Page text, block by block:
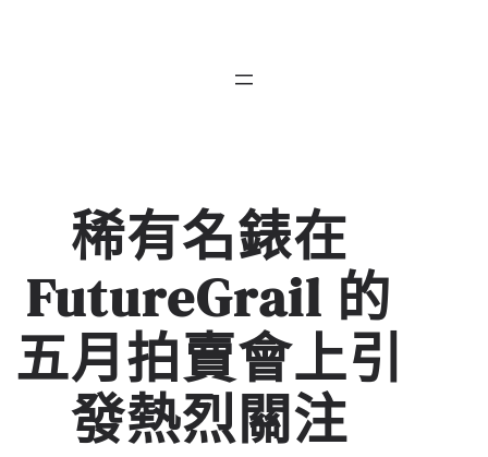
稀有名錶在
FutureGrail 的
五月拍賣會上引
發熱烈關注